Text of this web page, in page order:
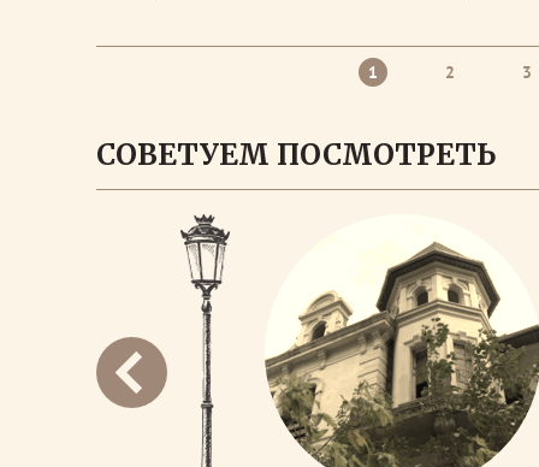
1 2 3
СОВЕТУЕМ ПОСМОТРЕТЬ